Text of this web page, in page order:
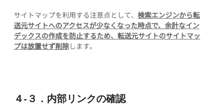
サイトマップを利用する注意点として、 検索エンジンから転
送元サイトへのアクセスが少なくなった時点で、余計なイン
デックスの作成を防止するため、転送元サイトのサイトマッ
プは放置せず削除します。
４-３．内部リンクの確認